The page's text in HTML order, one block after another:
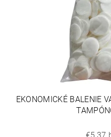
EKONOMICKÉ BALENIE